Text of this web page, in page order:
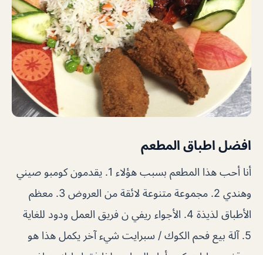
افضل اطباق المطعم
أنا أحب هذا المطعم بسبب هؤلاء 1. يقدمون كومبو صيني
وهندي 2. مجموعة متنوعة لائقة من العروض 3. معظم
الأطباق لذيذة 4. الأجواء ريفي ن فريق العمل ودود للغاية
5. آلة بيع فحم الكوك / سبرايت شيء آخر يكمل هذا هو